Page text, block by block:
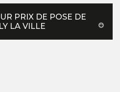
PRIX DE POSE DE
LA VILLE